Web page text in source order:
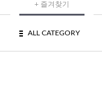
+ 즐겨찾기
ALL CATEGORY